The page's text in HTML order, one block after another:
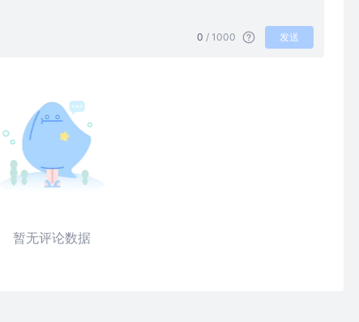
0 / 1000 发送
暂无评论数据